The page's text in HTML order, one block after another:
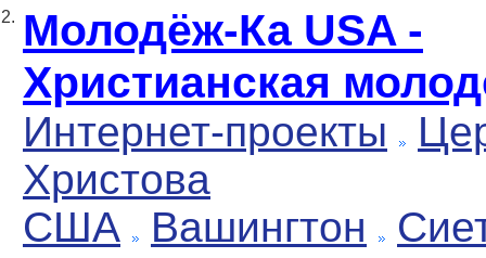
2. Молодёж-Ка USA -
Христианская
Интернет-проекты
Христова
США
Вашингтон